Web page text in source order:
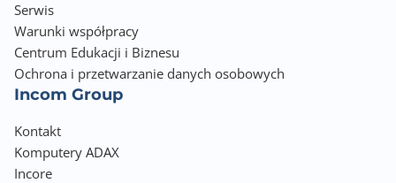
Regulacja wysokości
Tak - 120mm
Wbudowane głośniki
Nie
Montaż VESA
100 x 100
Serwis
Warunki współpracy
Centrum Edukacji i Biznesu
Ochrona i przetwarzanie danych osobowych
Incom Group
Kontakt
Komputery ADAX
Incore